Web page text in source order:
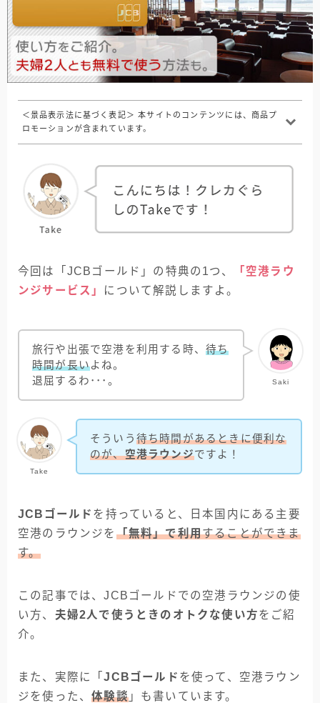
＜景品表示法に基づく表記＞ 本サイトのコンテンツには、商品プ
ロモーションが含まれています。
今回は「JCBゴールド」の特典の1つ、
「空港ラウ
ンジサービス」 について解説しますよ。
Saki
旅行や出張で空港を利用する時、 待ち
時間が長いよね。
退屈するわ･･･。
Take
そういう 待ち時間があるときに便利な
のが、空港ラウンジですよ！
JCBゴールド を持っていると、日本国内にある主要
空港のラウンジを 「無料」で利用することができま
す。
この記事では、JCBゴールドでの空港ラウンジの使
い方、 夫婦2人で使うときのオトクな使い方をご紹
介。
また、実際に「JCBゴールド を使って、空港ラウン
ジを使った、体験談」も書いています。